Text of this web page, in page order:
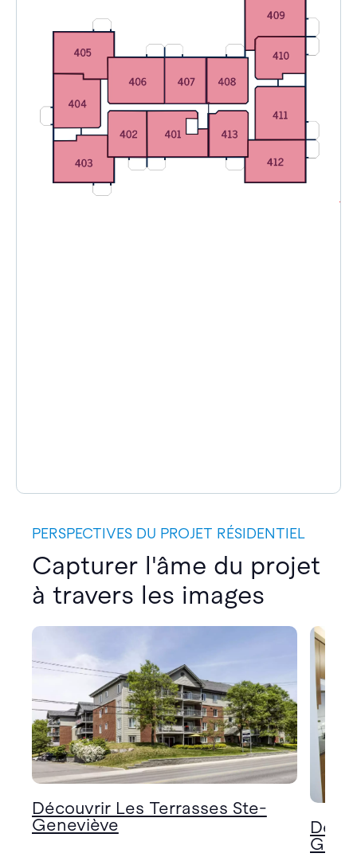
PERSPECTIVES DU PROJET RÉSIDENTIEL
Capturer l'âme du projet
à travers les images
Découvrir Les Terrasses Ste-
Geneviève